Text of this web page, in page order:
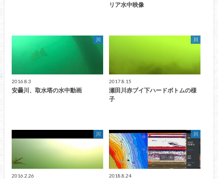
リア水中映像
川
2016.8.3
安曇川、取水塔の水中動画
川
2017.8.15
瀬田川赤ブイ下ハードボトムの様
子
川
2016.2.26
川
2018.8.24